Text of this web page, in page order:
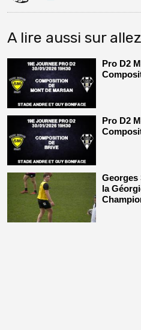
A lire aussi sur
Pro D2
Pro D2
Georges
la